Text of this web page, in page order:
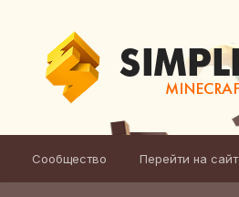
Сообщество Перейти на сайт